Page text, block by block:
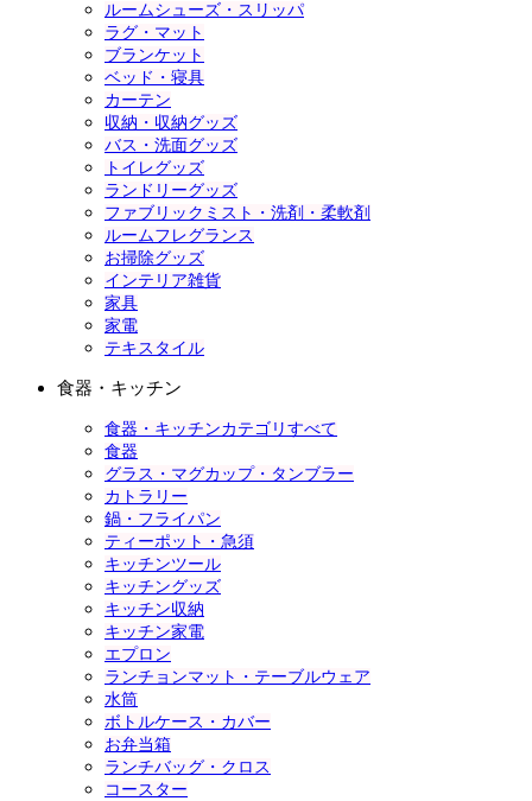
ルームシューズ・スリッパ
ラグ・マット
ブランケット
ベッド・寝具
カーテン
収納・収納グッズ
バス・洗面グッズ
トイレグッズ
ランドリーグッズ
ファブリックミスト・洗剤・柔軟剤
ルームフレグランス
お掃除グッズ
インテリア雑貨
家具
家電
テキスタイル
食器・キッチン
食器・キッチンカテゴリすべて
食器
グラス・マグカップ・タンブラー
カトラリー
鍋・フライパン
ティーポット・急須
キッチンツール
キッチングッズ
キッチン収納
キッチン家電
エプロン
ランチョンマット・テーブルウェア
水筒
ボトルケース・カバー
お弁当箱
ランチバッグ・クロス
コースター